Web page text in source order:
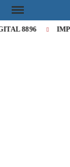
8896